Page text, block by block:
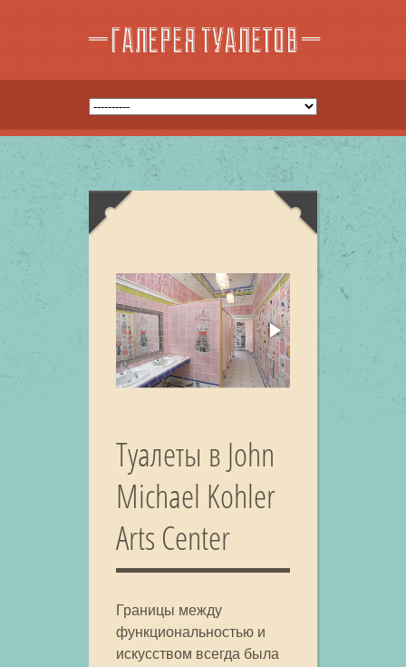
Туалеты в John
Michael Kohler
Arts Center
Границы между
функциональностью и
искусством всегда была